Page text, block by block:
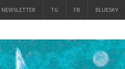
NEWSLETTER TG FB BLUESKY